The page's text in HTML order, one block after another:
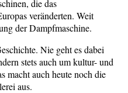
die das
veränderten. Weit
der Dampfmaschine.
Nie geht es dabei
stets auch um kultur- und
macht auch heute noch die
aus.